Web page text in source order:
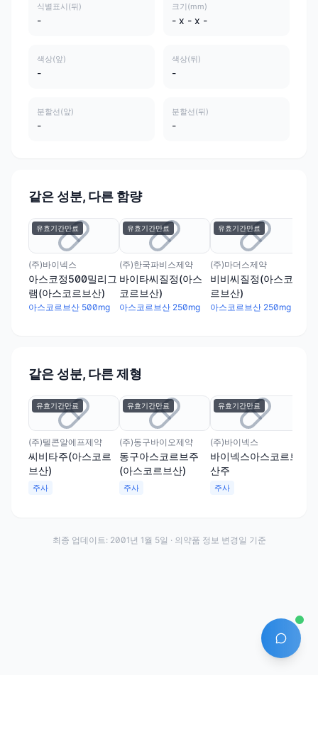
식별표시(뒤)
-
크기(mm)
- x - x -
색상(앞)
-
색상(뒤)
-
분할선(앞)
-
분할선(뒤)
-
같은 성분, 다른 함량
유효기간만료
(주)바이넥스
아스코정500밀리그
램(아스코르브산)
아스코르브산 500mg
유효기간만료
(주)한국파비스제약
바이타씨질정(아스
코르브산)
아스코르브산 250mg
유효기간만료
(주)마더스제약
비비씨질정(아스코
르브산)
아스코르브산 250mg
같은 성분, 다른 제형
유효기간만료
(주)텔콘알에프제약
씨비타주(아스코르
브산)
주사
유효기간만료
(주)동구바이오제약
동구아스코르브주
(아스코르브산)
주사
유효기간만료
(주)바이넥스
바이넥스아스코르브
산주
주사
AI 에이
최종 업데이트: 2001년 1월 5일 · 의약품 정보 변경일 기준